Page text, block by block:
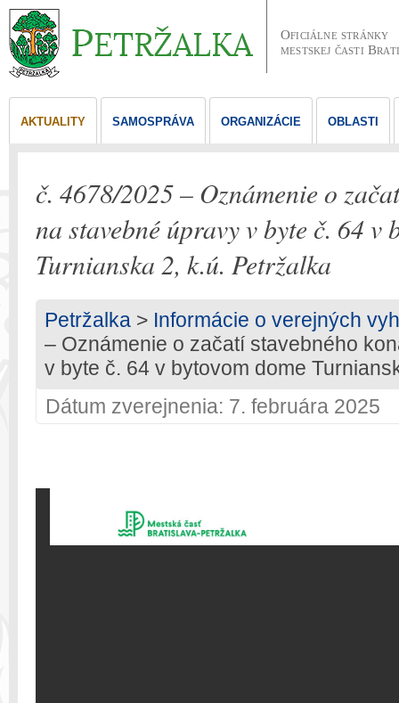
Oficiálne stránky
mestskej časti
AKTUALITY SAMOSPRÁVA ORGANIZÁCIE OBLASTI
č. 4678/2025 – Oznámenie o
na stavebné úpravy v byte č. 64 v
Turnianska 2, k.ú. Petržalka
Petržalka > Informácie o verejných
– Oznámenie o začatí stavebného
v byte č. 64 v bytovom dome
Dátum zverejnenia: 7. februára 2025